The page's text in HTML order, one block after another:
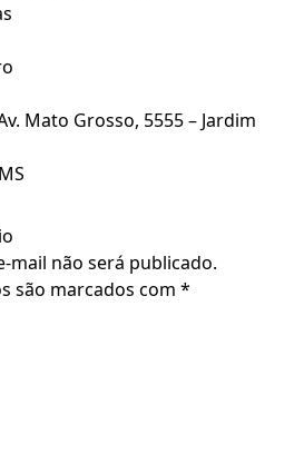
Mato Grosso, 5555 – Jardim
mail não será publicado.
são marcados com *